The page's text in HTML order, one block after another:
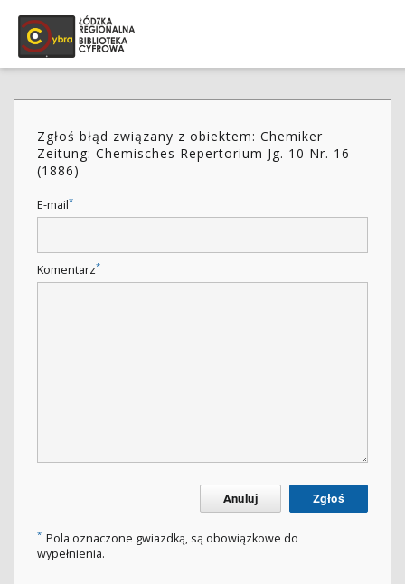
Zgłoś błąd związany z obiektem: Chemiker
Zeitung: Chemisches Repertorium Jg. 10 Nr. 16
(1886)
E-mail*
Komentarz*
Anuluj Zgłoś
* Pola oznaczone gwiazdką, są obowiązkowe do
wypełnienia.